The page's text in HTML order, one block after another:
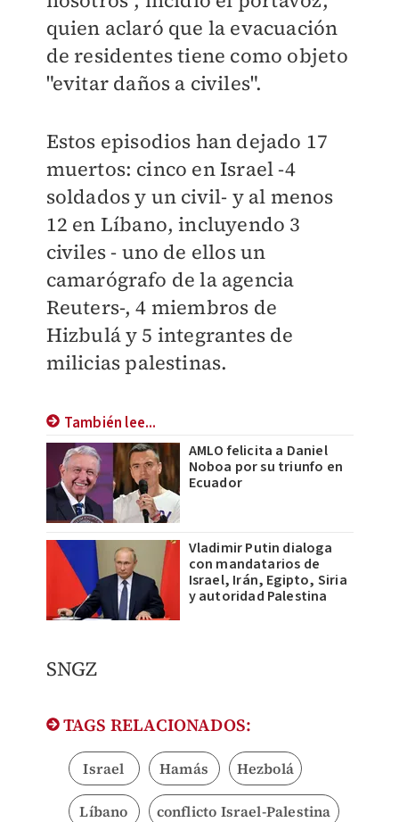
quien aclaró que la evacuación
de residentes tiene como objeto
"evitar daños a civiles".
Estos episodios han dejado 17
muertos: cinco en Israel -4
soldados y un civil- y al menos
12 en Líbano, incluyendo 3
civiles - uno de ellos un
camarógrafo de la agencia
Reuters-, 4 miembros de
Hizbulá y 5 integrantes de
milicias palestinas.
También lee...
AMLO felicita a Daniel
Noboa por su triunfo en
Ecuador
Vladimir Putin dialoga
con mandatarios de
Israel, Irán, Egipto, Siria
y autoridad Palestina
SNGZ
TAGS RELACIONADOS:
Israel Hamás Hezbolá
Líbano conflicto Israel-Palestina